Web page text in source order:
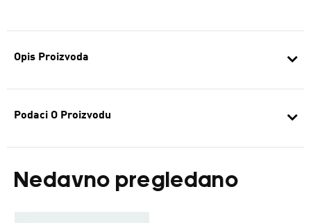
Opis Proizvoda
Podaci O Proizvodu
Nedavno pregledano